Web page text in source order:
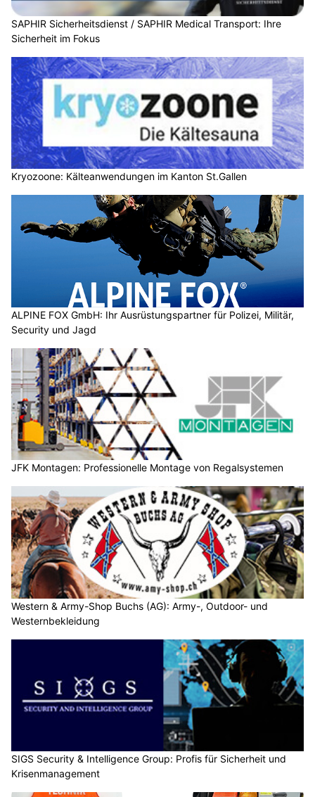
SAPHIR Sicherheitsdienst / SAPHIR Medical Transport: Ihre
Sicherheit im Fokus
Kryozoone: Kälteanwendungen im Kanton St.Gallen
ALPINE FOX GmbH: Ihr Ausrüstungspartner für Polizei, Militär,
Security und Jagd
JFK Montagen: Professionelle Montage von Regalsystemen
Western & Army-Shop Buchs (AG): Army-, Outdoor- und
Westernbekleidung
SIGS Security & Intelligence Group: Profis für Sicherheit und
Krisenmanagement